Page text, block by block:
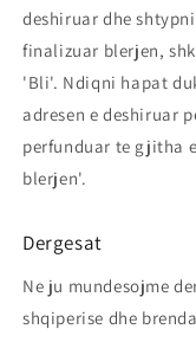
deshiruar dhe
finalizuar blerjen,
'Bli'. Ndiqni hapat
adresen e deshiruar
perfunduar te gjitha
blerjen'.
Dergesat
Ne ju mundesojme
shqiperise dhe